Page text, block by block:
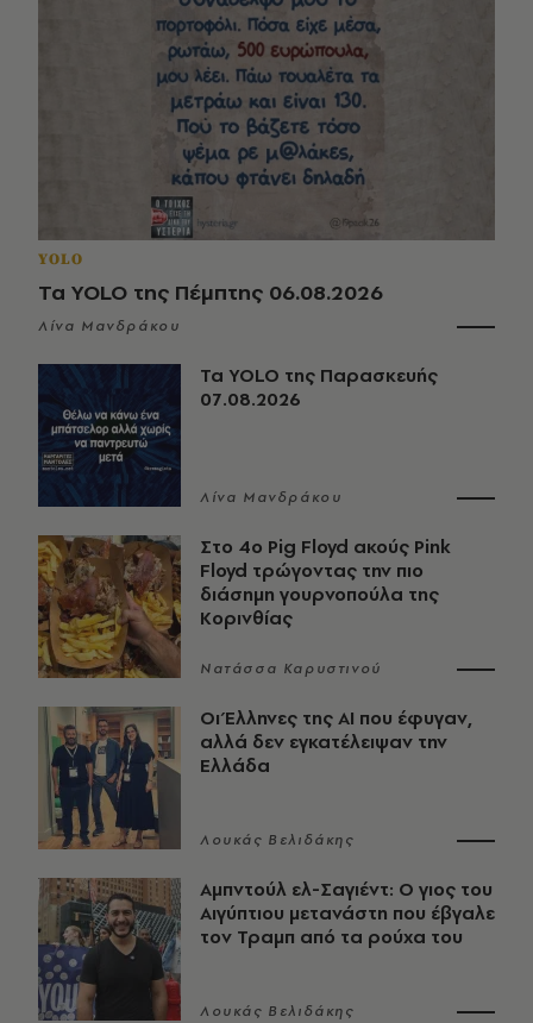
YOLO
Τα YOLO της Πέμπτης 06.08.2026
Λίνα Μανδράκου
Τα YOLO της Παρασκευής
07.08.2026
Λίνα Μανδράκου
Στο 4ο Pig Floyd ακούς Pink
Floyd τρώγοντας την πιο
διάσημη γουρνοπούλα της
Κορινθίας
Νατάσσα Καρυστινού
Οι Έλληνες της ΑΙ που έφυγαν,
αλλά δεν εγκατέλειψαν την
Ελλάδα
Λουκάς Βελιδάκης
Αμπντούλ ελ-Σαγιέντ: Ο γιος του
Αιγύπτιου μετανάστη που έβγαλε
τον Τραμπ από τα ρούχα του
Λουκάς Βελιδάκης